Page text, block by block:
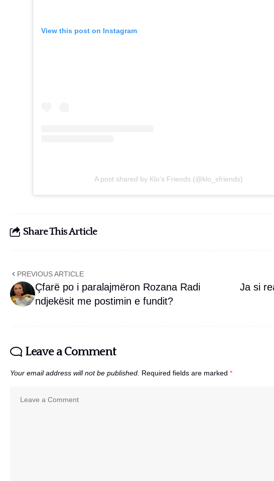
View this post on Instagram
A post shared by Klo’s Friends (@klo_sfriends)
Share This Article
PREVIOUS ARTICLE
Çfarë po i paralajmëron Rozana Radi
ndjekësit me postimin e fundit?
Ja si
Leave a Comment
Your email address will not be published. Required fields are marked *